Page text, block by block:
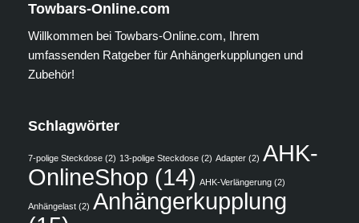
Towbars-Online.com
Willkommen bei Towbars-Online.com, Ihrem
umfassenden Ratgeber für Anhängerkupplungen und
Zubehör!
Schlagwörter
7-polige Steckdose (2) 13-polige Steckdose (2) Adapter (2) AHK-
OnlineShop (14) AHK-Verlängerung (2)
Anhängelast (2) Anhängerkupplung